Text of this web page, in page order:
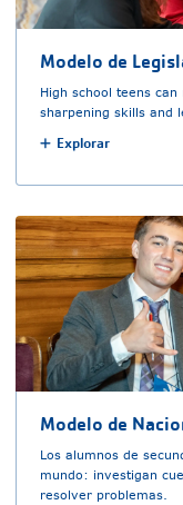
Modelo de
High school teens
sharpening skills and
Explorar
Modelo de
Los alumnos de
mundo: investigan
resolver problemas.